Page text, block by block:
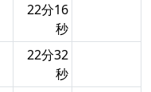
22分16
秒
22分32
秒